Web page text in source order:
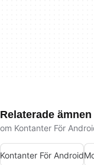
Relaterade ämnen
om Kontanter För
Kontanter För Android